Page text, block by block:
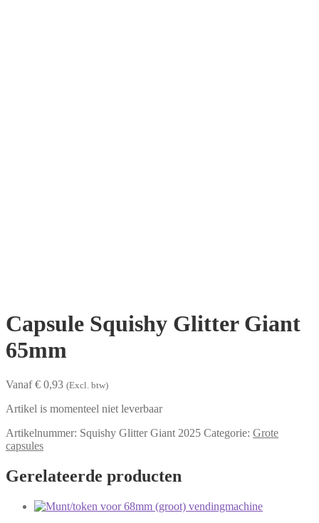
Capsule Squishy Glitter Giant
65mm
Vanaf € 0,93 (Excl. btw)
Artikel is momenteel niet leverbaar
Artikelnummer: Squishy Glitter Giant 2025 Categorie: Grote
capsules
Gerelateerde producten